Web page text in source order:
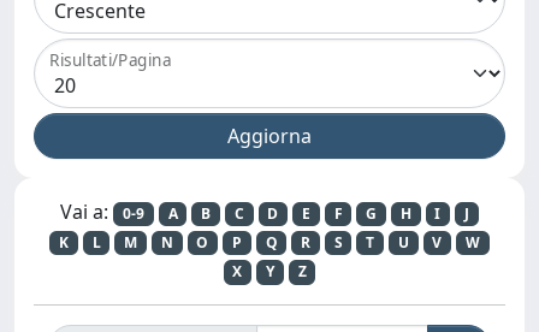
Risultati/Pagina
Vai a: 0-9 A B C D E F G H I
J
K
L M N O P Q R S T U V
W
X
Y Z